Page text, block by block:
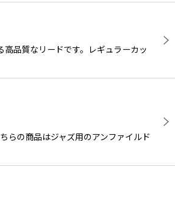
品質なリードです。レギュラーカッ
らの商品はジャズ用のアンファイルド